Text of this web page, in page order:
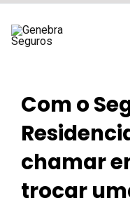
para
Com o
chamar
trocar